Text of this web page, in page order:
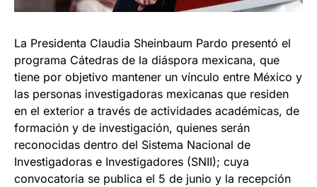
La Presidenta Claudia Sheinbaum Pardo presentó el
programa Cátedras de la diáspora mexicana, que
tiene por objetivo mantener un vínculo entre México y
las personas investigadoras mexicanas que residen
en el exterior a través de actividades académicas, de
formación y de investigación, quienes serán
reconocidas dentro del Sistema Nacional de
Investigadoras e Investigadores (SNII); cuya
convocatoria se publica el 5 de junio y la recepción